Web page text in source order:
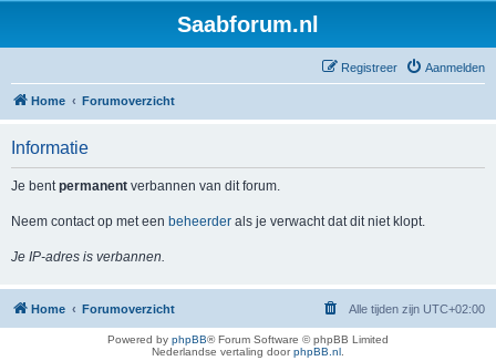
Saabforum.nl
Aanmelden
Registreer
Home Forumoverzicht
Informatie
Je bentpermanent verbannen van dit forum.
Neem contact op met een beheerder als je verwacht dat dit niet klopt.
Je IP-adres is verbannen.
Home Forumoverzicht Alle tijden zijn UTC+02:00
Powered by phpBB® Forum Software © phpBB Limited
Nederlandse vertaling doorphpBB.nl